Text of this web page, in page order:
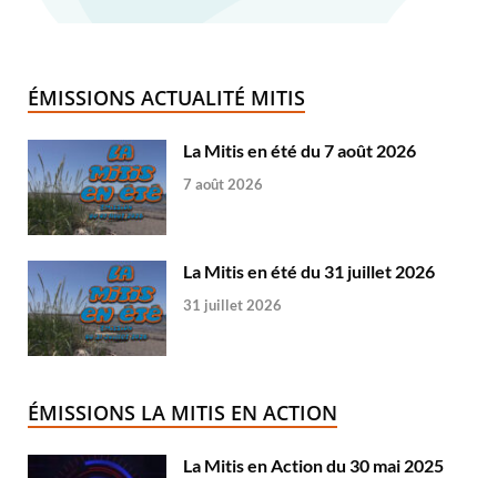
ÉMISSIONS ACTUALITÉ MITIS
La Mitis en été du 7 août 2026
7 août 2026
La Mitis en été du 31 juillet 2026
31 juillet 2026
ÉMISSIONS LA MITIS EN ACTION
La Mitis en Action du 30 mai 2025